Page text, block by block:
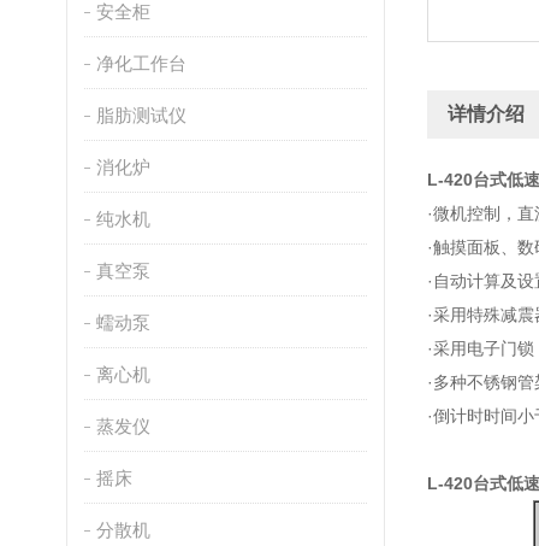
安全柜
净化工作台
脂肪测试仪
消化炉
纯水机
真空泵
蠕动泵
离心机
蒸发仪
摇床
分散机
详情介绍
L-420台式低
·微机控制，
·触摸面板、
·自动计算及
·采用特殊减
·采用电子门
·多种不锈钢
·倒计时时间
L-420台式低